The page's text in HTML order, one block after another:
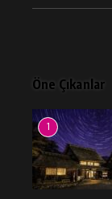
Öne Çıkanlar
1